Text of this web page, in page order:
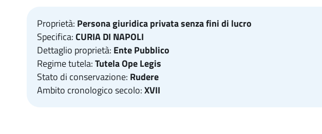
Proprietà: Persona giuridica privata senza fini di lucro
Specifica:CURIA DI NAPOLI
Dettaglio proprietà: Ente Pubblico
Regime tutela:Tutela Ope Legis
Stato di conservazione: Rudere
Ambito cronologico secolo:XVII